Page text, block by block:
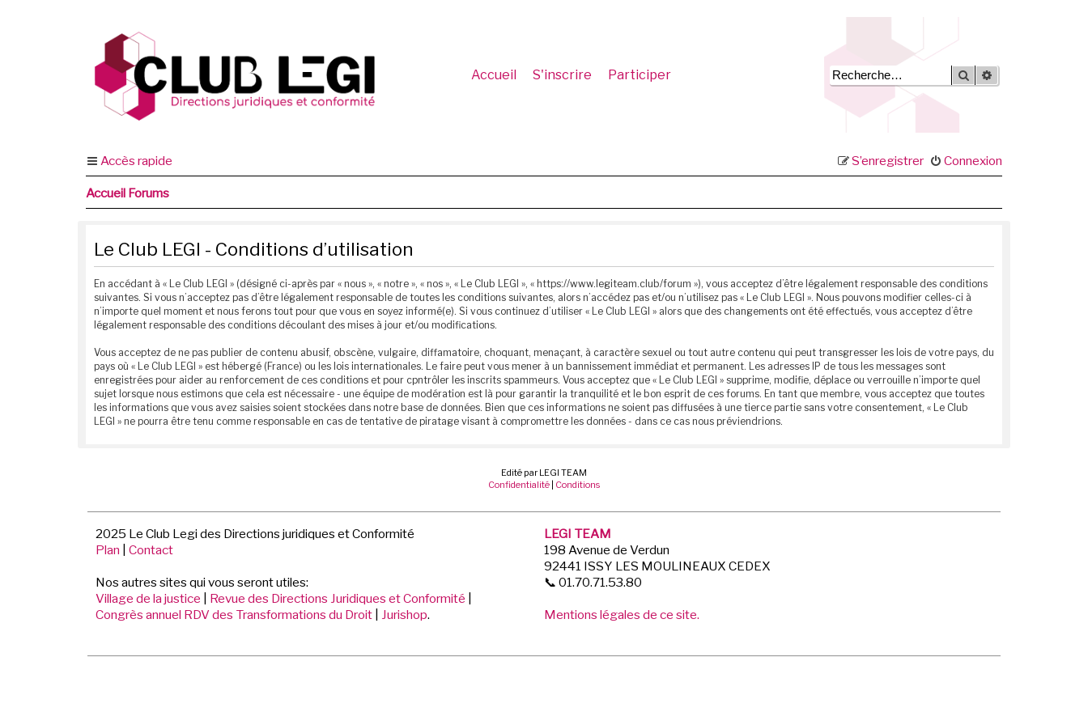
Accueil S'inscrire Participer Rechercher
Accès rapide Connexion
S’enregistrer
Accueil Forums
Le Club LEGI - Conditions d’utilisation
En accédant à « Le Club LEGI » (désigné ci-après par « nous », « notre », « nos », « Le Club LEGI », « https://www.legiteam.club/forum »), vous acceptez d’être légalement responsable des conditions
suivantes. Si vous n’acceptez pas d’être légalement responsable de toutes les conditions suivantes, alors n’accédez pas et/ou n’utilisez pas « Le Club LEGI ». Nous pouvons modifier celles-ci à
n’importe quel moment et nous ferons tout pour que vous en soyez informé(e). Si vous continuez d’utiliser « Le Club LEGI » alors que des changements ont été effectués, vous acceptez d’être
légalement responsable des conditions découlant des mises à jour et/ou modifications.
Vous acceptez de ne pas publier de contenu abusif, obscène, vulgaire, diffamatoire, choquant, menaçant, à caractère sexuel ou tout autre contenu qui peut transgresser les lois de votre pays, du
pays où « Le Club LEGI » est hébergé (France) ou les lois internationales. Le faire peut vous mener à un bannissement immédiat et permanent. Les adresses IP de tous les messages sont
enregistrées pour aider au renforcement de ces conditions et pour cpntrôler les inscrits spammeurs. Vous acceptez que « Le Club LEGI » supprime, modifie, déplace ou verrouille n’importe quel
sujet lorsque nous estimons que cela est nécessaire - une équipe de modération est là pour garantir la tranquilité et le bon esprit de ces forums. En tant que membre, vous acceptez que toutes
les informations que vous avez saisies soient stockées dans notre base de données. Bien que ces informations ne soient pas diffusées à une tierce partie sans votre consentement, « Le Club
LEGI » ne pourra être tenu comme responsable en cas de tentative de piratage visant à compromettre les données - dans ce cas nous préviendrions.
Edité par LEGI TEAM
Confidentialité | Conditions
2025 Le Club Legi des Directions juridiques et Conformité
Plan
Contact
Nos autres sites qui vous seront utiles:
Village de la justice
Revue des Directions Juridiques et Conformité
Congrès annuel RDV des Transformations du Droit
Jurishop.
LEGI TEAM
198 Avenue de Verdun
92441 ISSY LES MOULINEAUX CEDEX
📞 01.70.71.53.80
Mentions légales de ce site.